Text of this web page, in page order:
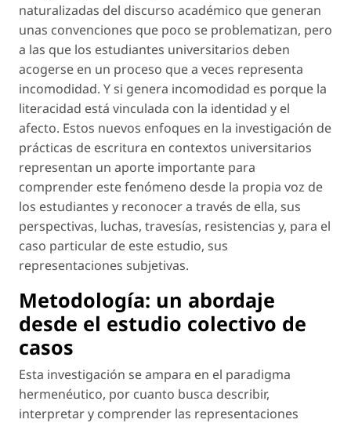
naturalizadas del discurso académico que generan
unas convenciones que poco se problematizan, pero
a las que los estudiantes universitarios deben
acogerse en un proceso que a veces representa
incomodidad. Y si genera incomodidad es porque la
literacidad está vinculada con la identidad y el
afecto. Estos nuevos enfoques en la investigación de
prácticas de escritura en contextos universitarios
representan un aporte importante para
comprender este fenómeno desde la propia voz de
los estudiantes y reconocer a través de ella, sus
perspectivas, luchas, travesías, resistencias y, para el
caso particular de este estudio, sus
representaciones subjetivas.
Metodología: un abordaje
desde el estudio colectivo de
casos
Esta investigación se ampara en el paradigma
hermenéutico, por cuanto busca describir,
interpretar y comprender las representaciones